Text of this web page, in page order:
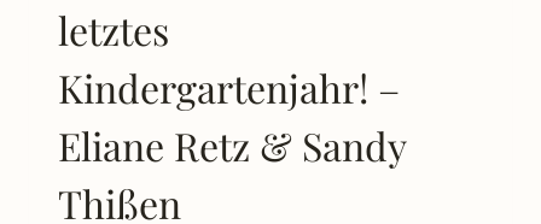
letztes
Kindergartenjahr! –
Eliane Retz & Sandy
Thißen